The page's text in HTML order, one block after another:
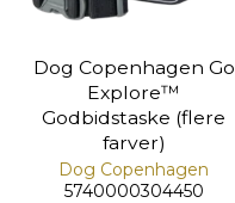
Dog Copenhagen Go
Explore™
Godbidstaske (flere
farver)
Dog Copenhagen
5740000304450